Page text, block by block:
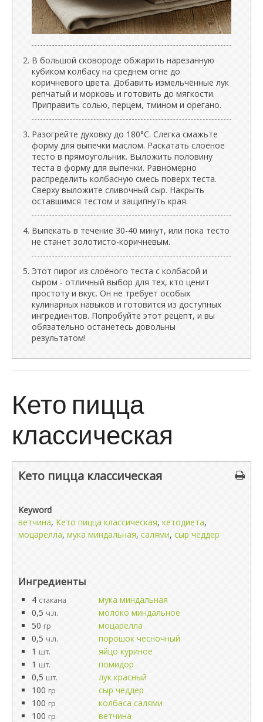
В большой сковороде обжарить нарезанную
кубиком колбасу на среднем огне до
коричневого цвета. Добавить измельчённые лук
репчатый и морковь и готовить до мягкости.
Приправить солью, перцем, тмином и орегано.
Разогрейте духовку до 180°C. Слегка смажьте
форму для выпечки маслом. Раскатать слоёное
тесто в прямоугольник. Выложить половину
теста в форму для выпечки. Равномерно
распределить колбасную смесь поверх теста.
Сверху выложите сливочный сыр. Накрыть
оставшимся тестом и защипнуть края.
Выпекать в течение 30-40 минут, или пока тесто
не станет золотисто-коричневым.
Этот пирог из слоёного теста с колбасой и
сыром - отличный выбор для тех, кто ценит
простоту и вкус. Он не требует особых
кулинарных навыков и готовится из доступных
ингредиентов. Попробуйте этот рецепт, и вы
обязательно останетесь довольны
результатом!
Кето пицца
классическая
Кето пицца классическая
Keyword
ветчина, Кето пицца классическая, кетодиета,
моцарелла, мука миндальная, салями, сыр чеддер
Ингредиенты
4 стакана
мука миндальная
0,5 ч.л.
молоко миндальное
50 гр
моцарелла
0,5 ч.л.
порошок чесночный
1 шт.
яйцо куриное
1 шт.
помидор
0,5 шт.
лук красный
100 гр
сыр чеддер
100 гр
колбаса салями
100 гр
ветчина